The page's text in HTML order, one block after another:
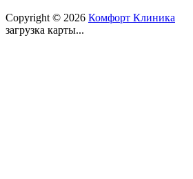
Copyright © 2026 Комфорт Клиника
загрузка карты...